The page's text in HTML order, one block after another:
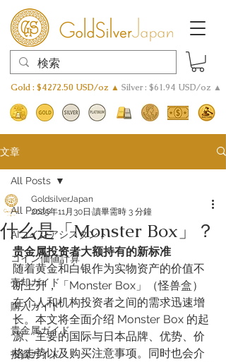
Gold : $4272.50 USD/oz ▲ Silver : $61.94 USD/oz ▲
文章
All Posts
AIコインアシスタント
​コイン価値計算
売却ガイド
購入ガイド
貴金属ガイド
投資ガイド
All Posts
什么是「Monster Box」？
GoldsilverJapan
2025年11月30日 讀畢需時 3 分鐘
贵金属投资者大额持有的新标准
随着黄金和白银作为实物资产的价值不
断上升，「Monster Box」（怪兽盒）
在个人和机构投资者之间的需求迅速增
长。本文将全面介绍 Monster Box 的起
源、主要的国际与日本品牌、优势、价
格走势以及购买注意事项。同时也会介